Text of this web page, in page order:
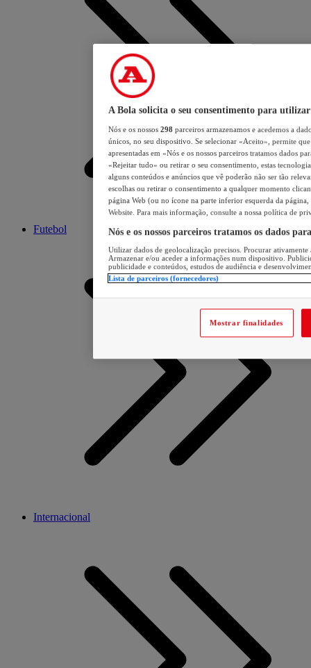
Futebol
Internacional
A Bola solicita o seu consentimento para utilizar
Nós e os nossos 298 parceiros armazenamos e acedemos a
únicos, no seu dispositivo. Se selecionar «Aceito», permite
apresentadas em «Nós e os nossos parceiros tratamos dados
«Rejeitar tudo» ou retirar o seu consentimento, estas
alguns conteúdos e anúncios que vê poderão não ser tão
escolhas ou retirar o consentimento a qualquer momento
página Web (ou no ícone na parte inferior esquerda da página,
Website. Para mais informação, consulte a nossa política de
Nós e os nossos parceiros tratamos os dados
Utilizar dados de geolocalização precisos. Procurar
Armazenar e/ou aceder a informações num dispositivo.
publicidade e conteúdos, estudos de audiência e
Lista de parceiros (fornecedores)
Mostrar finalidades